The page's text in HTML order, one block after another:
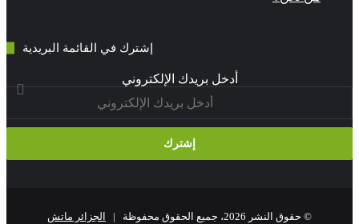
إشترك في القائمة البريدية
أدخل بريدك الإلكتروني
© حقوق النشر 2026، جميع الحقوق محفوظة | الجزائر ماتش